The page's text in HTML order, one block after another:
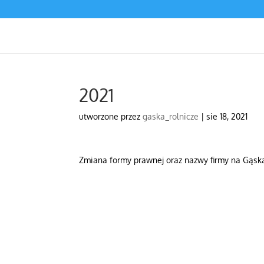
2021
utworzone przezgaska_rolnicze |sie 18, 2021
Zmiana formy prawnej oraz nazwy firmy na